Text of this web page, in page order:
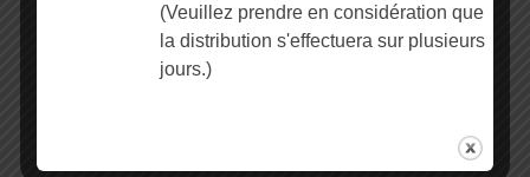
où trouver le stop pub ?
(Veuillez prendre en considération que
la distribution s'effectuera sur plusieurs
jours.)